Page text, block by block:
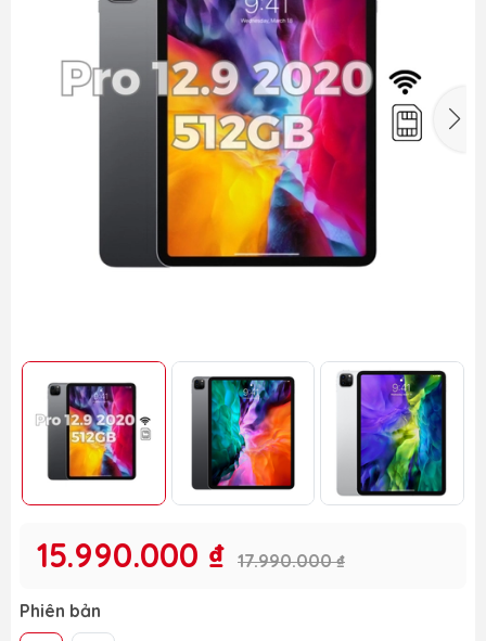
15.990.000 ₫ 17.990.000 ₫
Phiên bản